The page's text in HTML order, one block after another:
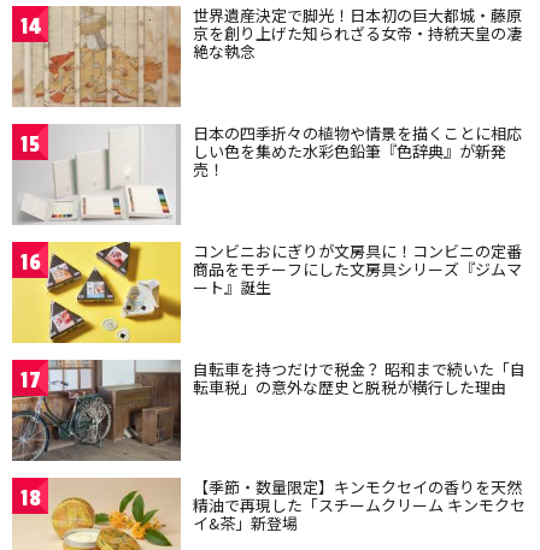
14 世界遺産決定で脚光！日本初の巨大都城・藤原
京を創り上げた知られざる女帝・持統天皇の凄
絶な執念
15 日本の四季折々の植物や情景を描くことに相応
しい色を集めた水彩色鉛筆『色辞典』が新発
売！
16 コンビニおにぎりが文房具に！コンビニの定番
商品をモチーフにした文房具シリーズ『ジムマ
ート』誕生
17 自転車を持つだけで税金？ 昭和まで続いた「自
転車税」の意外な歴史と脱税が横行した理由
18 【季節・数量限定】キンモクセイの香りを天然
精油で再現した「スチームクリーム キンモクセ
イ&茶」新登場